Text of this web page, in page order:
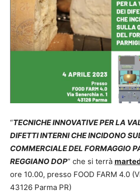
“TECNICHE INNOVATIVE PER LA
DIFETTI INTERNI CHE INCIDONO
COMMERCIALE DEL FORMAGGIO
REGGIANO DOP” che si terrà
ore 10.00, presso FOOD FARM 4.0
43126 Parma PR)